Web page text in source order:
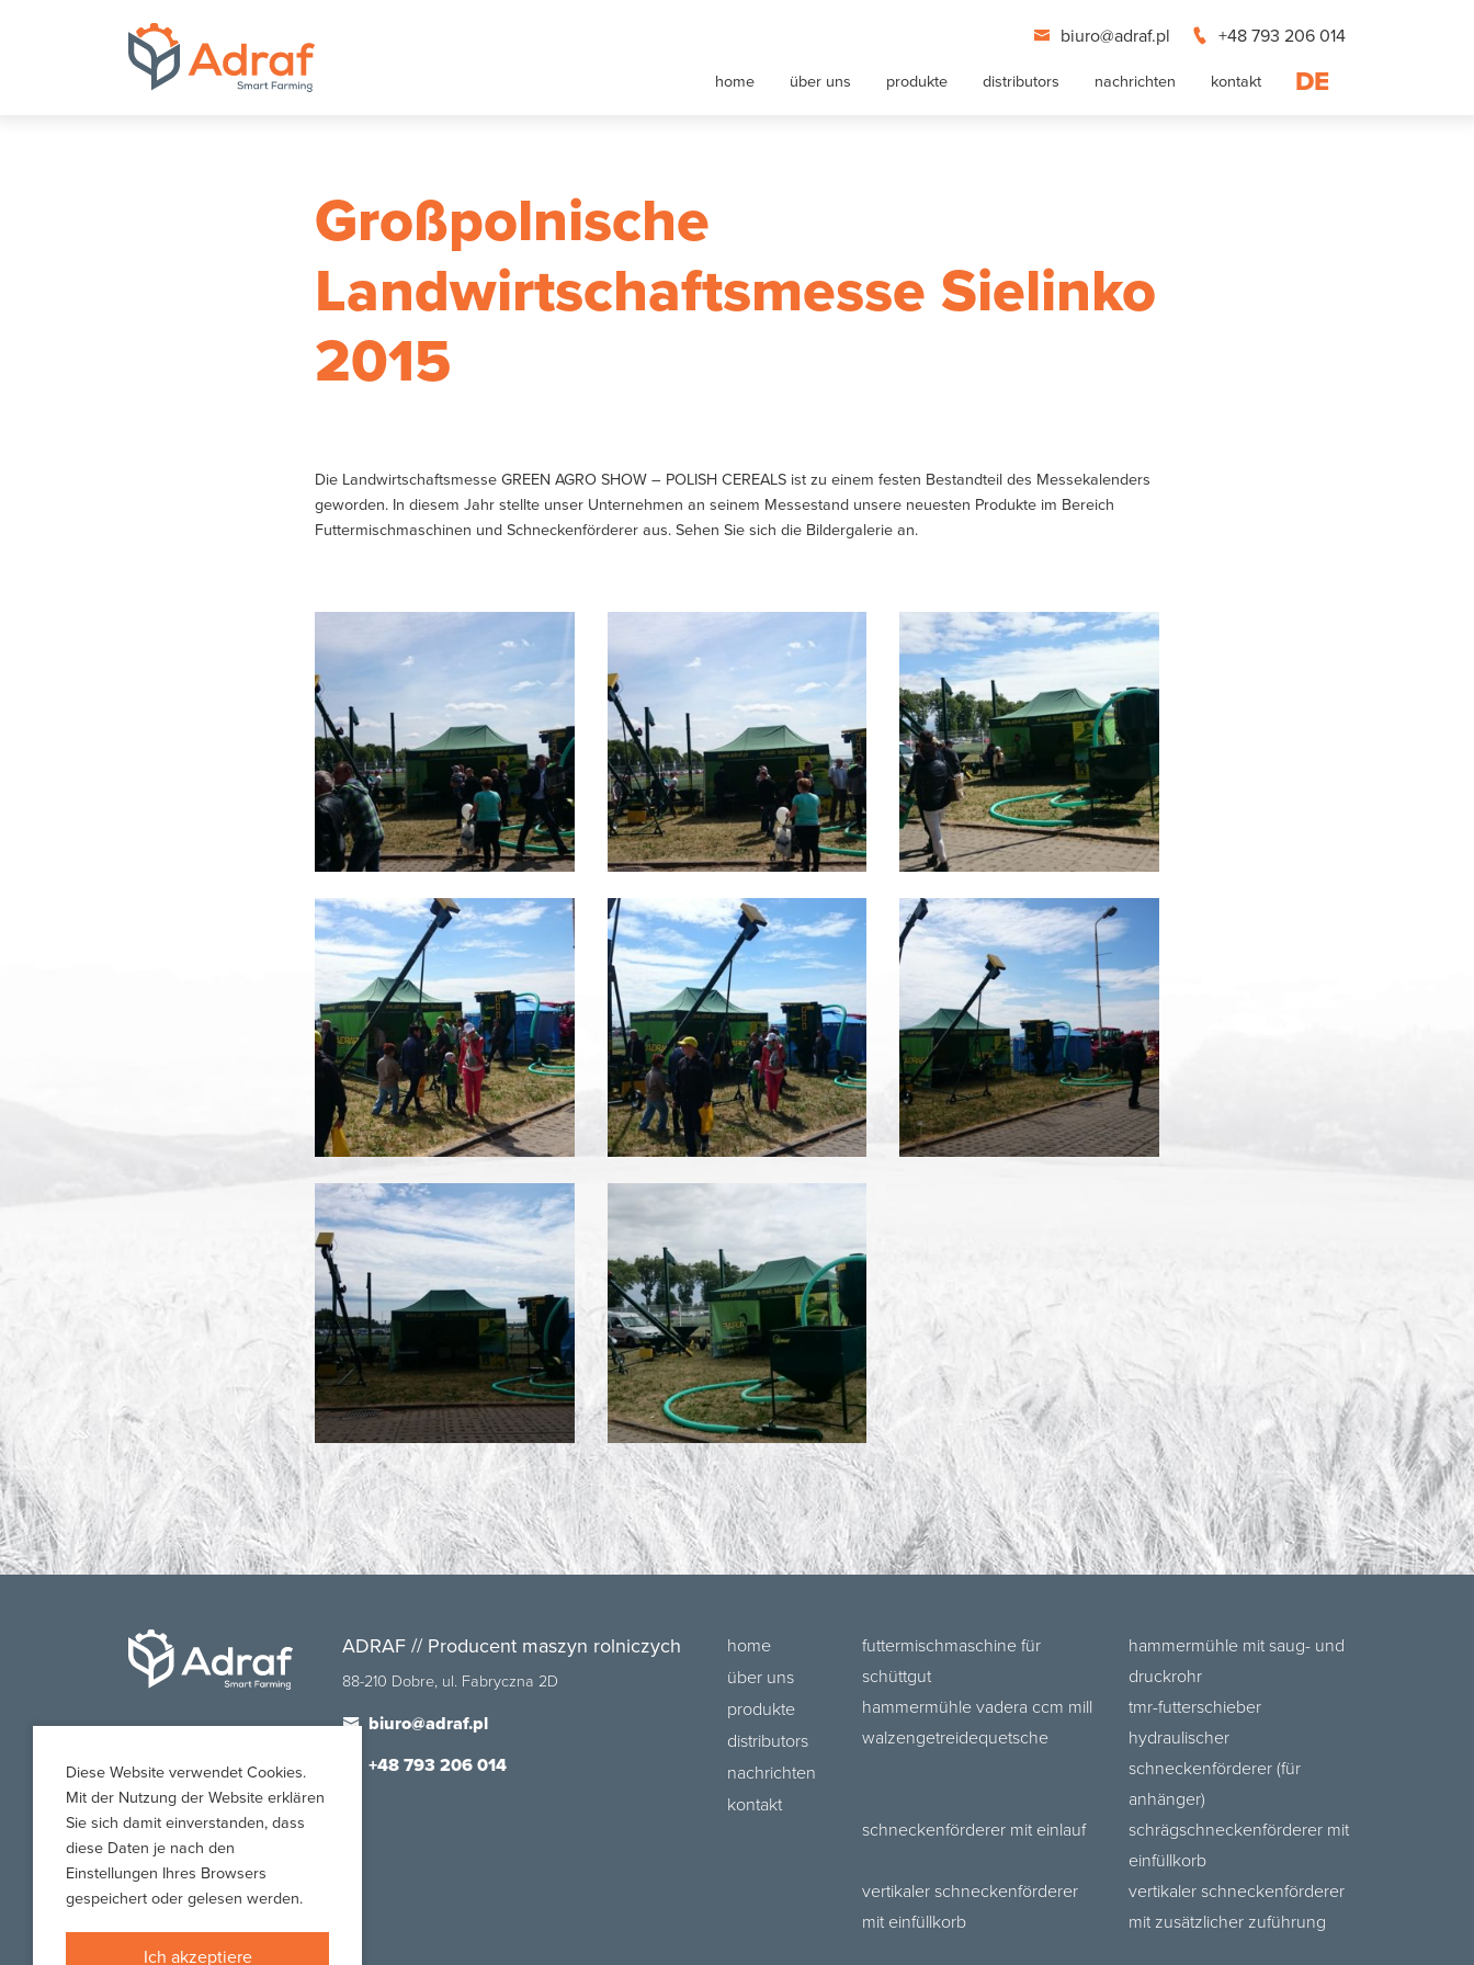
Großpolnische
Landwirtschaftsmesse Sielinko
2015
Die Landwirtschaftsmesse GREEN AGRO SHOW – POLISH CEREALS ist zu einem festen Bestandteil des Messekalenders
geworden. In diesem Jahr stellte unser Unternehmen an seinem Messestand unsere neuesten Produkte im Bereich
Futtermischmaschinen und Schneckenförderer aus. Sehen Sie sich die Bildergalerie an.
biuro@adraf.pl +48 793 206 014
home über uns produkte distributors nachrichten kontakt DE
ADRAF // Producent maszyn rolniczych
88-210 Dobre, ul. Fabryczna 2D
biuro@adraf.pl
+48 793 206 014
home
über uns
produkte
distributors
nachrichten
kontakt
futtermischmaschine für
schüttgut
hammermühle mit saug- und
druckrohr
hammermühle vadera ccm mill
tmr-futterschieber
walzengetreidequetsche
hydraulischer
schneckenförderer (für
anhänger)
schneckenförderer mit einlauf
schrägschneckenförderer mit
einfüllkorb
vertikaler schneckenförderer
mit einfüllkorb
vertikaler schneckenförderer
mit zusätzlicher zuführung
Diese Website verwendet Cookies.
Mit der Nutzung der Website erklären
Sie sich damit einverstanden, dass
diese Daten je nach den
Einstellungen Ihres Browsers
gespeichert oder gelesen werden.
Ich akzeptiere